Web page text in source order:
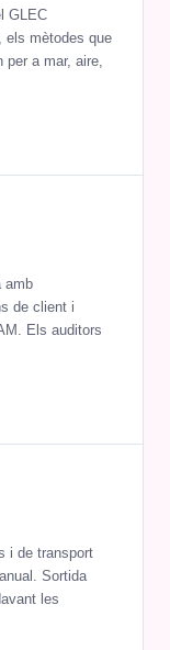
GLEC
els mètodes que
per a mar, aire,
amb
de client i
Els auditors
i de transport
Sortida
les